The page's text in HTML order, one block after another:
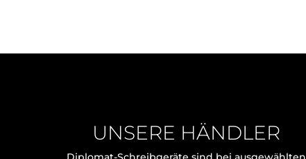
UNSERE HÄNDLER